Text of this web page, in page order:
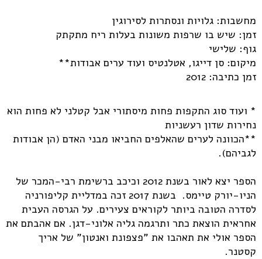
מחשבות: גלויות ונסתרות לסירוגין
זמן: שיש בו שרפות משונות בעלות ריח מתקתק
גוף: שלישי
מיקום: סן דייגו, אטלנטיס ועוד ערים אבודות**
זמן כתיבה: 2012
* ועוד סוג התקפות פחות מיסתורי אבל קטלני לא פחות הוא
נחירות שדון רעשניות
**הכוונה לערים שהאלפים החביאו מבני האדם (הן אבודות
לגביהם).
הספר יצא לאור בשנת 2012 וכיכב ברשימת רבי-המכר של
הניו-יורק טיימס. בשנת 2017 זכה במדליית קליפורניה
לסדרה הטובה ביותר לקוראים צעירים. על הגרסה העבית
אחראית הוצאת כתר ותרגמה גליה אלוני-דגן. אם אהבתם את
הספר אולי את תאהבו את "פצפונת ואנטון" של אריך
קסטנר.